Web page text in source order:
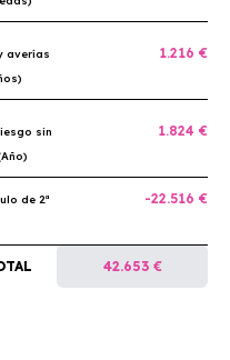
averías
1.216 €
sin
1.824 €
de 2ª
-22.516 €
42.653 €